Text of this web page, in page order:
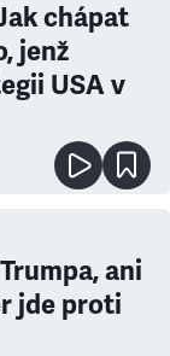
chápat
jenž
USA v
ani
jde proti